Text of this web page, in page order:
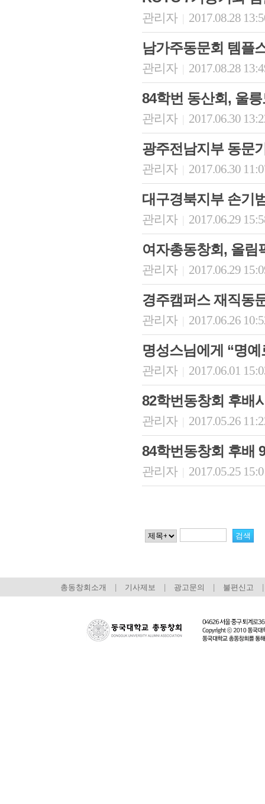
관리자 2017.08.28
남가주동문회 템플
관리자 2017.08.28
84학번 동산회, 울
관리자 2017.06.30
광주전남지부 동문
관리자 2017.06.30
대구경북지부 손기
관리자 2017.06.29
여자총동창회, 올림
관리자 2017.06.29
경주캠퍼스 재직동
관리자 2017.06.26
명성스님에게 “명
관리자 2017.06.01
82학번동창회 후배
관리자 2017.05.26
84학번동창회 후배
관리자 2017.05.25
총동창회소개 기사제보 광고문의 불편신고